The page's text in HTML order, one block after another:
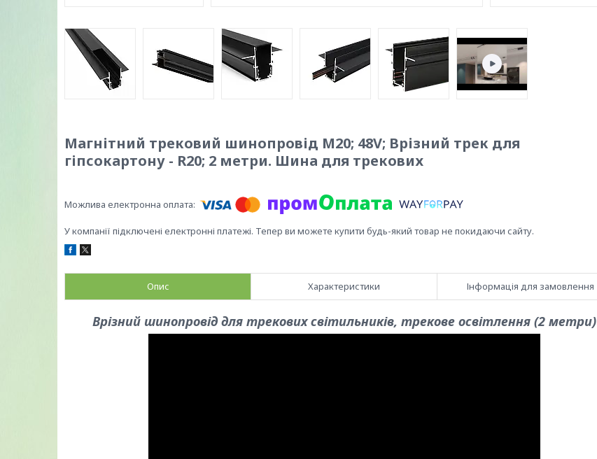
Магнітний трековий шинопровід M20; 48V; Врізний трек для
гіпсокартону - R20; 2 метри. Шина для трекових
У компанії підключені електронні платежі. Тепер ви можете купити будь-який товар не покидаючи сайту.
Опис Характеристики Інформація для замовлення
Врізний шинопровід для трекових світильників, трекове освітлення (2 метри)